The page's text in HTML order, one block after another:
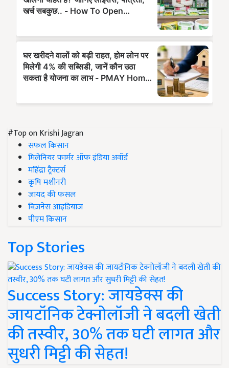
#Top on Krishi Jagran
सफल किसान
मिलेनियर फार्मर ऑफ इंडिया अवॉर्ड
महिंद्रा ट्रैक्टर्स
कृषि मशीनरी
जायद की फसल
बिज़नेस आइडियाज
पीएम किसान
Top Stories
Success Story: जायडेक्स की
जायटॉनिक टेक्नोलॉजी ने बदली खेती
की तस्वीर, 30% तक घटी लागत और
सुधरी मिट्टी की सेहत!